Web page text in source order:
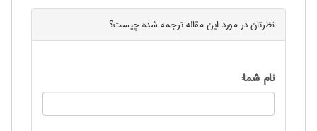
نظرتان در مورد اینمقاله ترجمه شدهچیست؟
نام شما: